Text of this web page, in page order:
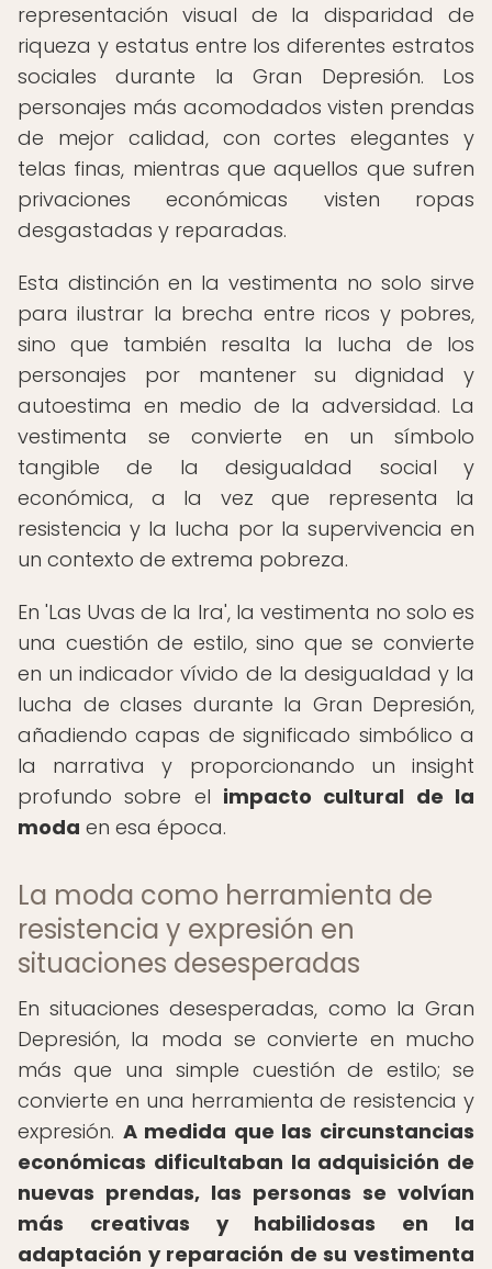
representación visual de la disparidad de
riqueza y estatus entre los diferentes estratos
sociales durante la Gran Depresión. Los
personajes más acomodados visten prendas
de mejor calidad, con cortes elegantes y
telas finas, mientras que aquellos que sufren
privaciones económicas visten ropas
desgastadas y reparadas.
Esta distinción en la vestimenta no solo sirve
para ilustrar la brecha entre ricos y pobres,
sino que también resalta la lucha de los
personajes por mantener su dignidad y
autoestima en medio de la adversidad. La
vestimenta se convierte en un símbolo
tangible de la desigualdad social y
económica, a la vez que representa la
resistencia y la lucha por la supervivencia en
un contexto de extrema pobreza.
En 'Las Uvas de la Ira', la vestimenta no solo es
una cuestión de estilo, sino que se convierte
en un indicador vívido de la desigualdad y la
lucha de clases durante la Gran Depresión,
añadiendo capas de significado simbólico a
la narrativa y proporcionando un insight
profundo sobre el impacto cultural de la
moda en esa época.
La moda como herramienta de
resistencia y expresión en
situaciones desesperadas
En situaciones desesperadas, como la Gran
Depresión, la moda se convierte en mucho
más que una simple cuestión de estilo; se
convierte en una herramienta de resistencia y
expresión. A medida que las circunstancias
económicas dificultaban la adquisición de
nuevas prendas, las personas se volvían
más creativas y habilidosas en la
adaptación y reparación de su vestimenta